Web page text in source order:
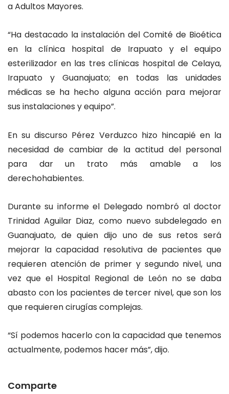
a Adultos Mayores.
“Ha destacado la instalación del Comité de Bioética
en la clínica hospital de Irapuato y el equipo
esterilizador en las tres clínicas hospital de Celaya,
Irapuato y Guanajuato; en todas las unidades
médicas se ha hecho alguna acción para mejorar
sus instalaciones y equipo”.
En su discurso Pérez Verduzco hizo hincapié en la
necesidad de cambiar de la actitud del personal
para dar un trato más amable a los
derechohabientes.
Durante su informe el Delegado nombró al doctor
Trinidad Aguilar Diaz, como nuevo subdelegado en
Guanajuato, de quien dijo uno de sus retos será
mejorar la capacidad resolutiva de pacientes que
requieren atención de primer y segundo nivel, una
vez que el Hospital Regional de León no se daba
abasto con los pacientes de tercer nivel, que son los
que requieren cirugías complejas.
“Sí podemos hacerlo con la capacidad que tenemos
actualmente, podemos hacer más”, dijo.
Comparte